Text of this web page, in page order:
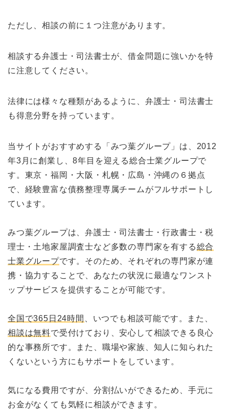
ただし、相談の前に１つ注意があります。
相談する弁護士・司法書士が、借金問題に強いかを特
に注意してください。
法律には様々な種類があるように、弁護士・司法書士
も得意分野を持っています。
当サイトがおすすめする「みつ葉グループ」は、2012
年3月に創業し、8年目を迎える総合士業グループで
す。東京・福岡・大阪・札幌・広島・沖縄の６拠点
で、経験豊富な債務整理専属チームがフルサポートし
ています。
みつ葉グループは、弁護士・司法書士・行政書士・税
理士・土地家屋調査士など多数の専門家を有する総合
士業グループです。そのため、それぞれの専門家が連
携・協力することで、あなたの状況に最適なワンスト
ップサービスを提供することが可能です。
全国で365日24時間
、いつでも相談可能です。また、
相談は無料で受付けており、安心して相談できる良心
的な事務所です。また、職場や家族、知人に知られた
くないという方にもサポートをしています。
気になる費用ですが、分割払いができるため、手元に
お金がなくても気軽に相談ができます。